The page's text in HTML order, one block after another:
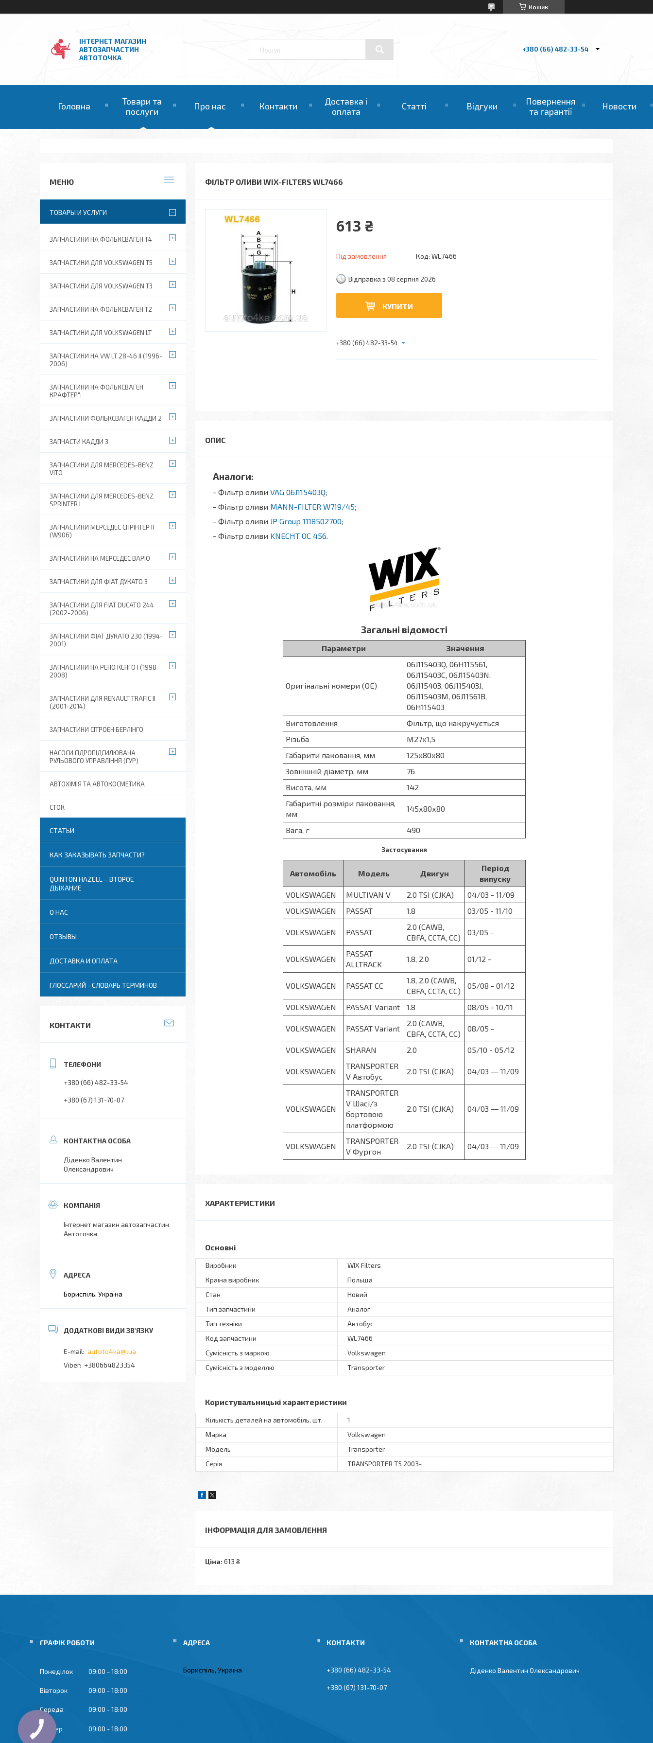
Кошик
ІНТЕРНЕТ МАГАЗИН
АВТОЗАПЧАСТИН
АВТОТОЧКА
+380 (66) 482-33-54
Головна
Товари та
послуги
Про нас Контакти
Доставка і
оплата
Статті Відгуки
Повернення
та гарантії
Новости
ФІЛЬТР ОЛИВИ WIX-FILTERS WL7466
613 ₴
Під замовлення Код: WL7466
Відправка з 08 серпня 2026
КУПИТИ
+380 (66) 482-33-54
Аналоги:
- Фільтр оливи VAG 06J115403Q;
- Фільтр оливи MANN-FILTER W719/45;
- Фільтр оливи JP Group 1118502700;
- Фільтр оливи KNECHT OC 456.
Загальні відомості
Параметри Значення
Оригінальні номери (OE)
06J115403Q, 06H115561,
06J115403C, 06J115403N,
06J115403, 06J115403J,
06J115403M, 06J11561B,
06H115403
Виготовлення
Фільтр, що накручується
Різьба
М27х1,5
Габарити паковання, мм
125х80х80
Зовнішній діаметр, мм
76
Висота, мм
142
Габаритні розміри паковання,
мм
145х80х80
Вага, г 490
Застосування
Автомобіль Модель Двигун
Період
випуску
VOLKSWAGEN
MULTIVAN V 2.0 TSI (CJKA)
04/03 - 11/09
VOLKSWAGEN
PASSAT 1.8 03/05 - 11/10
VOLKSWAGEN PASSAT
2.0 (CAWB,
CBFA, CCTA, CC)
03/05 -
VOLKSWAGEN
PASSAT
ALLTRACK
1.8, 2.0 01/12 -
VOLKSWAGEN PASSAT CC
1.8, 2.0 (CAWB,
CBFA, CCTA, CC)
05/08 - 01/12
VOLKSWAGEN PASSAT Variant 1.8 08/05 - 10/11
VOLKSWAGEN PASSAT Variant
2.0 (CAWB,
CBFA, CCTA, CC)
08/05 -
VOLKSWAGEN SHARAN 2.0 05/10 - 05/12
VOLKSWAGEN
TRANSPORTER
V Автобус
2.0 TSI (CJKA) 04/03 ― 11/09
VOLKSWAGEN
TRANSPORTER
V Шасі/з
бортовою
платформою
2.0 TSI (CJKA) 04/03 ― 11/09
VOLKSWAGEN
TRANSPORTER
V Фургон
2.0 TSI (CJKA) 04/03 ― 11/09
ХАРАКТЕРИСТИКИ
Основні
Виробник
WIX Filters
Країна виробник
Польща
Стан
Новий
Тип запчастини
Аналог
Тип техніки
Автобус
Код запчастини
WL7466
Сумісність з маркою
Volkswagen
Сумісність з моделлю
Transporter
Користувальницькі характеристики
Кількість деталей на автомобіль, шт.
1
Марка
Volkswagen
Модель
Transporter
Серія
TRANSPORTER T5 2003-
ІНФОРМАЦІЯ ДЛЯ ЗАМОВЛЕННЯ
Ціна: 613 ₴
ТОВАРЫ И УСЛУГИ
ЗАПЧАСТИНИ НА ФОЛЬКСВАГЕН Т4
ЗАПЧАСТИНИ ДЛЯ VOLKSWAGEN T5
ЗАПЧАСТИНИ ДЛЯ VOLKSWAGEN T3
ЗАПЧАСТИНИ НА ФОЛЬКСВАГЕН Т2
ЗАПЧАСТИНИ ДЛЯ VOLKSWAGEN LT
ЗАПЧАСТИНИ НА VW LT 28-46 II (1996-
2006)
ЗАПЧАСТИНИ НА ФОЛЬКСВАГЕН
КРАФТЕР":
ЗАПЧАСТИНИ ФОЛЬКСВАГЕН КАДДИ 2
ЗАПЧАСТИ КАДДИ 3
ЗАПЧАСТИНИ ДЛЯ MERCEDES-BENZ
VITO
ЗАПЧАСТИНИ ДЛЯ MERCEDES-BENZ
SPRINTER I
ЗАПЧАСТИНИ МЕРСЕДЕС СПРІНТЕР II
(W906)
ЗАПЧАСТИНИ НА МЕРСЕДЕС ВАРІО
ЗАПЧАСТИНИ ДЛЯ ФІАТ ДУКАТО 3
ЗАПЧАСТИНИ ДЛЯ FIAT DUCATO 244
(2002-2006)
ЗАПЧАСТИНИ ФІАТ ДУКАТО 230 (1994-
2001)
ЗАПЧАСТИНИ НА РЕНО КЕНГО I (1998-
2008)
ЗАПЧАСТИНИ ДЛЯ RENAULT TRAFIC II
(2001-2014)
ЗАПЧАСТИНИ СІТРОЕН БЕРЛІНГО
НАСОСИ ГІДРОПІДСИЛЮВАЧА
РУЛЬОВОГО УПРАВЛІННЯ (ГУР)
АВТОХІМІЯ ТА АВТОКОСМЕТИКА
СТОК
СТАТЬИ
КАК ЗАКАЗЫВАТЬ ЗАПЧАСТИ?
QUINTON HAZELL – ВТОРОЕ
ДЫХАНИЕ
О НАС
ОТЗЫВЫ
ДОСТАВКА И ОПЛАТА
ГЛОССАРИЙ - СЛОВАРЬ ТЕРМИНОВ
КОНТАКТИ
+380 (66) 482-33-54
+380 (67) 131-70-07
Діденко Валентин
Олександрович
Інтернет магазин автозапчастин
Автоточка
Бориспіль, Україна
autoto4ka@i.ua
+380664823354
ГРАФІК РОБОТИ
Понеділок 09:00 18:00
Вівторок 09:00 18:00
Середа 09:00 18:00
Четвер 09:00 18:00
Бориспіль, Україна +380 (66) 482-33-54
+380 (67) 131-70-07
Діденко Валентин Олександрович